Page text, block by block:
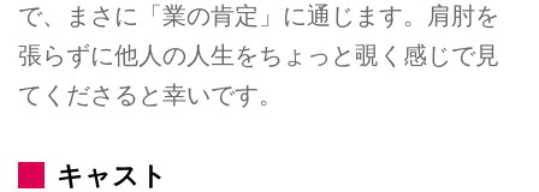
で、まさに「業の肯定」に通じます。肩肘を
張らずに他人の人生をちょっと覗く感じで見
てくださると幸いです。
キャスト